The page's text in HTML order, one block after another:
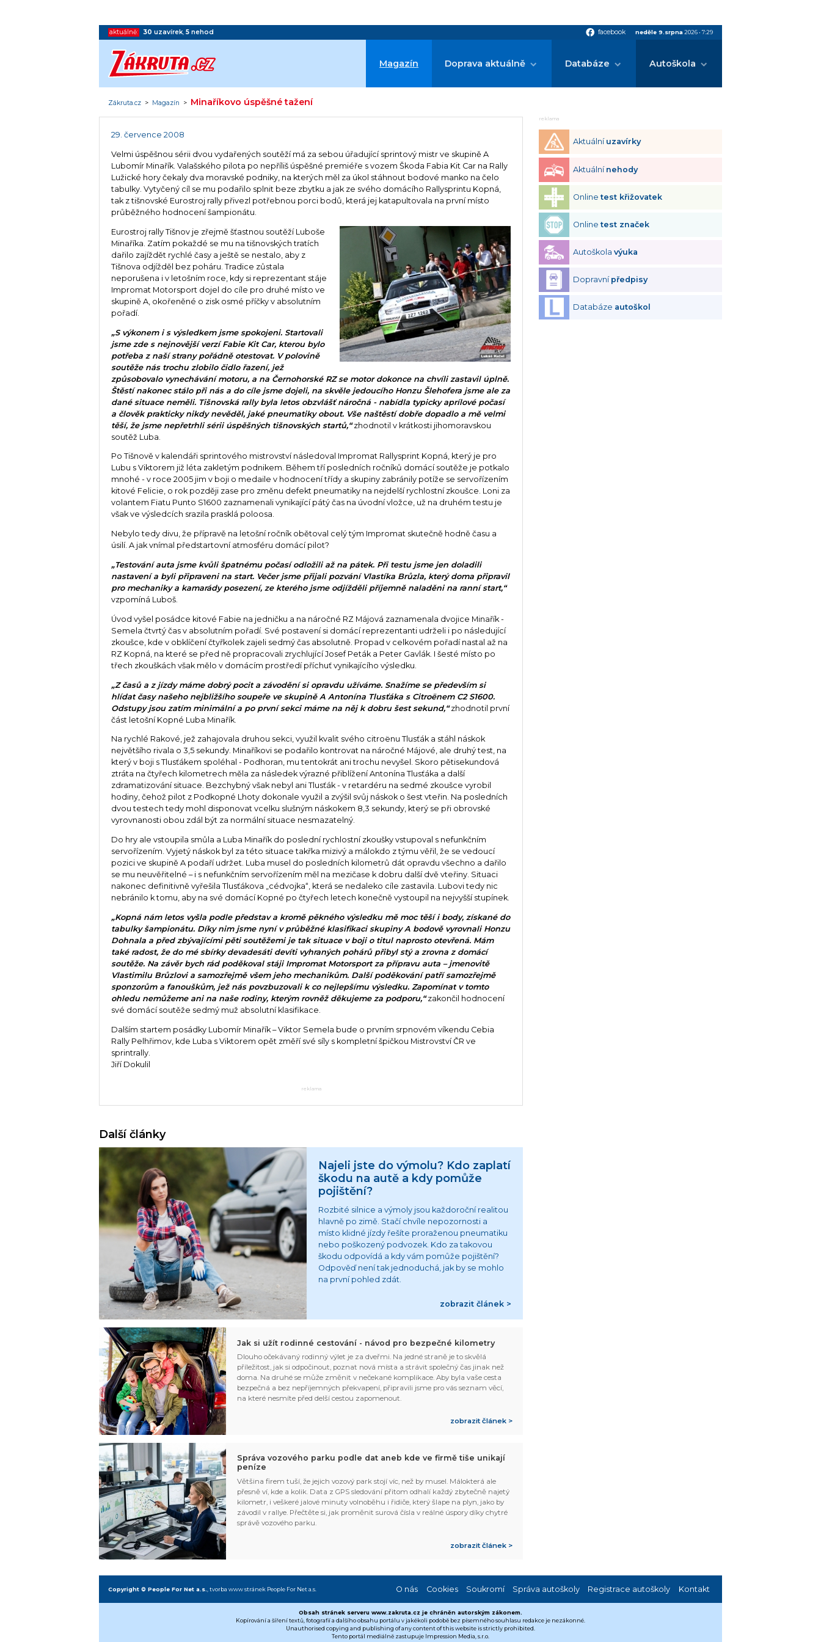
aktuálně: 30 uzavírek,5 nehod facebook facebook neděle 9.srpna 2026• 7:29
Magazín Doprava aktuálně Databáze Autoškola
Zákruta.cz > Magazín > Minaříkovo úspěšné tažení
29. července 2008
Velmi úspěšnou sérii dvou vydařených soutěží má za sebou úřadující sprintový mistr ve skupině A
Lubomír Minařík. Valašského pilota po nepříliš úspěšné premiéře s vozem Škoda Fabia Kit Car na Rally
Lužické hory čekaly dva moravské podniky, na kterých měl za úkol stáhnout bodové manko na čelo
tabulky. Vytyčený cíl se mu podařilo splnit beze zbytku a jak ze svého domácího Rallysprintu Kopná,
tak z tišnovské Eurostroj rally přivezl potřebnou porci bodů, která jej katapultovala na první místo
průběžného hodnocení šampionátu.
Eurostroj rally Tišnov je zřejmě šťastnou soutěží Luboše
Minaříka. Zatím pokaždé se mu na tišnovských tratích
dařilo zajíždět rychlé časy a ještě se nestalo, aby z
Tišnova odjížděl bez poháru. Tradice zůstala
neporušena i v letošním roce, kdy si reprezentant stáje
Impromat Motorsport dojel do cíle pro druhé místo ve
skupině A, okořeněné o zisk osmé příčky v absolutním
pořadí.
„S výkonem i s výsledkem jsme spokojeni. Startovali
jsme zde s nejnovější verzí Fabie Kit Car, kterou bylo
potřeba z naší strany pořádně otestovat. V polovině
soutěže nás trochu zlobilo čidlo řazení, jež
způsobovalo vynechávání motoru, a na Černohorské RZ se motor dokonce na chvíli zastavil úplně.
Štěstí nakonec stálo při nás a do cíle jsme dojeli, na skvěle jedoucího Honzu Šlehofera jsme ale za
dané situace neměli. Tišnovská rally byla letos obzvlášť náročná - nabídla typicky aprílové počasí
a člověk prakticky nikdy nevěděl, jaké pneumatiky obout. Vše naštěstí dobře dopadlo a mě velmi
těší, že jsme nepřetrhli sérii úspěšných tišnovských startů,“zhodnotil v krátkosti jihomoravskou
soutěž Luba.
Po Tišnově v kalendáři sprintového mistrovství následoval Impromat Rallysprint Kopná, který je pro
Lubu s Viktorem již léta zakletým podnikem. Během tří posledních ročníků domácí soutěže je potkalo
mnohé - v roce 2005 jim v boji o medaile v hodnocení třídy a skupiny zabránily potíže se servořízením
kitové Felicie, o rok později zase pro změnu defekt pneumatiky na nejdelší rychlostní zkoušce. Loni za
volantem Fiatu Punto S1600 zaznamenali vynikající pátý čas na úvodní vložce, už na druhém testu je
však ve výsledcích srazila prasklá poloosa.
Nebylo tedy divu, že přípravě na letošní ročník obětoval celý tým Impromat skutečně hodně času a
úsilí. A jak vnímal předstartovní atmosféru domácí pilot?
„Testování auta jsme kvůli špatnému počasí odložili až na pátek. Při testu jsme jen doladili
nastavení a byli připraveni na start. Večer jsme přijali pozvání Vlastíka Brůzla, který doma připravil
pro mechaniky a kamarády posezení, ze kterého jsme odjížděli příjemně naladěni na ranní start,“
vzpomíná Luboš.
Úvod vyšel posádce kitové Fabie na jedničku a na náročné RZ Májová zaznamenala dvojice Minařík -
Semela čtvrtý čas v absolutním pořadí. Své postavení si domácí reprezentanti udrželi i po následující
zkoušce, kde v obklíčení čtyřkolek zajeli sedmý čas absolutně. Propad v celkovém pořadí nastal až na
RZ Kopná, na které se před ně propracovali zrychlující Josef Peták a Peter Gavlák. I šesté místo po
třech zkouškách však mělo v domácím prostředí příchuť vynikajícího výsledku.
„Z časů a z jízdy máme dobrý pocit a závodění si opravdu užíváme. Snažíme se především si
hlídat časy našeho nejbližšího soupeře ve skupině A Antonína Tlusťáka s Citroënem C2 S1600.
Odstupy jsou zatím minimální a po první sekci máme na něj k dobru šest sekund,“zhodnotil první
část letošní Kopné Luba Minařík.
Na rychlé Rakové, jež zahajovala druhou sekci, využil kvalit svého citroënu Tlusťák a stáhl náskok
největšího rivala o 3,5 sekundy. Minaříkovi se podařilo kontrovat na náročné Májové, ale druhý test, na
který v boji s Tlusťákem spoléhal - Podhoran, mu tentokrát ani trochu nevyšel. Skoro pětisekundová
ztráta na čtyřech kilometrech měla za následek výrazné přiblížení Antonína Tlusťáka a další
zdramatizování situace. Bezchybný však nebyl ani Tlusťák - v retardéru na sedmé zkoušce vyrobil
hodiny, čehož pilot z Podkopné Lhoty dokonale využil a zvýšil svůj náskok o šest vteřin. Na posledních
dvou testech tedy mohl disponovat vcelku slušným náskokem 8,3 sekundy, který se při obrovské
vyrovnanosti obou zdál být za normální situace nesmazatelný.
Do hry ale vstoupila smůla a Luba Minařík do poslední rychlostní zkoušky vstupoval s nefunkčním
servořízením. Vyjetý náskok byl za této situace takřka mizivý a málokdo z týmu věřil, že se vedoucí
pozici ve skupině A podaří udržet. Luba musel do posledních kilometrů dát opravdu všechno a dařilo
se mu neuvěřitelné – i s nefunkčním servořízením měl na mezičase k dobru další dvě vteřiny. Situaci
nakonec definitivně vyřešila Tlusťákova „cédvojka“, která se nedaleko cíle zastavila. Lubovi tedy nic
nebránilo k tomu, aby na své domácí Kopné po čtyřech letech konečně vystoupil na nejvyšší stupínek.
„Kopná nám letos vyšla podle představ a kromě pěkného výsledku mě moc těší i body, získané do
tabulky šampionátu. Díky nim jsme nyní v průběžné klasifikaci skupiny A bodově vyrovnali Honzu
Dohnala a před zbývajícími pěti soutěžemi je tak situace v boji o titul naprosto otevřená. Mám
také radost, že do mé sbírky devadesáti devíti vyhraných pohárů přibyl stý a zrovna z domácí
soutěže. Na závěr bych rád poděkoval stáji Impromat Motorsport za přípravu auta – jmenovitě
Vlastimilu Brůzlovi a samozřejmě všem jeho mechanikům. Další poděkování patří samozřejmě
sponzorům a fanouškům, jež nás povzbuzovali k co nejlepšímu výsledku. Zapomínat v tomto
ohledu nemůžeme ani na naše rodiny, kterým rovněž děkujeme za podporu,“zakončil hodnocení
své domácí soutěže sedmý muž absolutní klasifikace.
Dalším startem posádky Lubomír Minařík – Viktor Semela bude o prvním srpnovém víkendu Cebia
Rally Pelhřimov, kde Luba s Viktorem opět změří své síly s kompletní špičkou Mistrovství ČR ve
sprintrally.
Jiří Dokulil
reklama
Další články
Najeli jste do výmolu? Kdo zaplatí
škodu na autě a kdy pomůže
pojištění?
Rozbité silnice a výmoly jsou každoroční realitou
hlavně po zimě. Stačí chvíle nepozornosti a
místo klidné jízdy řešíte proraženou pneumatiku
nebo poškozený podvozek. Kdo za takovou
škodu odpovídá a kdy vám pomůže pojištění?
Odpověď není tak jednoduchá, jak by se mohlo
na první pohled zdát.
zobrazit článek >
Jak si užít rodinné cestování - návod pro bezpečné kilometry
Dlouho očekávaný rodinný výlet je za dveřmi. Na jedné straně je to skvělá
příležitost, jak si odpočinout, poznat nová místa a strávit společný čas jinak než
doma. Na druhé se může změnit v nečekané komplikace. Aby byla vaše cesta
bezpečná a bez nepříjemných překvapení, připravili jsme pro vás seznam věcí,
na které nesmíte před delší cestou zapomenout.
zobrazit článek >
Správa vozového parku podle dat aneb kde ve firmě tiše unikají
peníze
Většina firem tuší, že jejich vozový park stojí víc, než by musel. Málokterá ale
přesně ví, kde a kolik. Data z GPS sledování přitom odhalí každý zbytečně najetý
kilometr, i veškeré jalové minuty volnoběhu i řidiče, který šlape na plyn, jako by
závodil v rallye. Přečtěte si, jak proměnit surová čísla v reálné úspory díky chytré
správě vozového parku.
zobrazit článek >
reklama
Aktuální uzavírky
Aktuální nehody
Onlinetest křižovatek
Onlinetest značek
Autoškolavýuka
Dopravní předpisy
Databáze autoškol
Copyright © People For Net a.s. tvorba www stránek People For Net a.s. O nás Cookies Soukromí Správa autoškoly Registrace autoškoly Kontakt
Obsah stránek serveru www.zakruta.cz je chráněn autorským zákonem.
Kopírování a šíření textů, fotografií a dalšího obsahu portálu v jakékoli podobě bez písemného souhlasu redakce je nezákonné.
Unauthorised copying and publishing of any content of this website is strictly prohibited.
Tento portál mediálně zastupuje Impression Media, s.r.o.